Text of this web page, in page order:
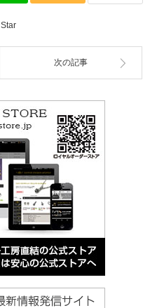
Star
次の記事